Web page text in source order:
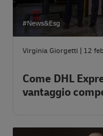
Come DHL
vantaggio
#News&Esg
Virginia Giorgetti | 12